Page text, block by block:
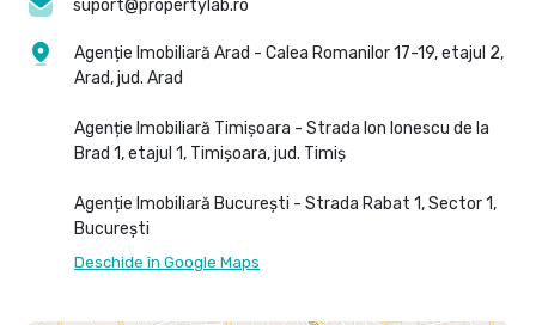
suport@propertylab.ro
Agenție Imobiliară Arad - Calea Romanilor 17-19, etajul 2,
Arad, jud. Arad
Agenție Imobiliară Timișoara - Strada Ion Ionescu de la
Brad 1, etajul 1, Timișoara, jud. Timiș
Agenție Imobiliară București - Strada Rabat 1, Sector 1,
București
Deschide în Google Maps